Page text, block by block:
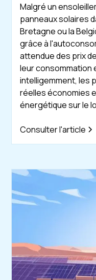
Malgré un
panneaux solaires
Bretagne ou la
grâce à
attendue des prix
leur consommation
intelligemment, les
réelles économies
énergétique sur le
Consulter l'article